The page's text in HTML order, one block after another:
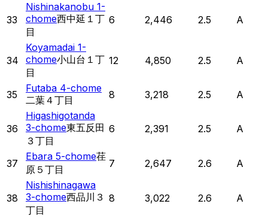
33
Nishinakanobu 1-
chome西中延１丁
目
6 2,446 2.5 A
34
Koyamadai 1-
chome小山台１丁
目
12 4,850 2.5 A
35
Futaba 4-chome
二葉４丁目
8 3,218 2.5 A
36
Higashigotanda
3-chome東五反田
３丁目
6 2,391 2.5 A
37
Ebara 5-chome荏
原５丁目
7 2,647 2.6 A
38
Nishishinagawa
3-chome西品川３
丁目
8 3,022 2.6 A